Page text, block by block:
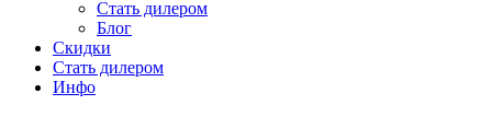
Стать дилером
Блог
Скидки
Стать дилером
Инфо